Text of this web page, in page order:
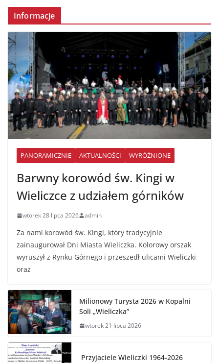
Informacje
PANORAMICZNIE AKTUALNOŚCI WYRÓŻNIONE
Barwny korowód św. Kingi w
Wieliczce z udziałem górników
wtorek 28 lipca 2026 admin
Za nami korowód św. Kingi, który tradycyjnie
zainaugurował Dni Miasta Wieliczka. Kolorowy orszak
wyruszył z Rynku Górnego i przeszedł ulicami Wieliczki
oraz
Milionowy Turysta 2026 w Kopalni
Soli „Wieliczka”
wtorek 21 lipca 2026
Przyjaciele Wieliczki 1964-2026